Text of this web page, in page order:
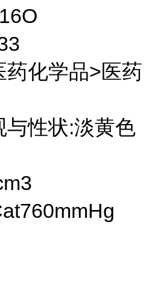
药化学品>医药
与性状:淡黄色